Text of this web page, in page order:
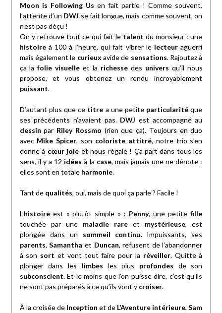
Moon is Following Us en fait partie ! Comme souvent,
l’attente d’un DWJ se fait longue, mais comme souvent, on
n’est pas déçu !
On y retrouve tout ce qui fait le talent du monsieur : une
histoireà 100 à l’heure, qui fait vibrer le lecteur aguerri
mais également le curieux avide de sensations. Rajoutez à
ça lafolie visuelle et la richessedes univers qu’il nous
propose, et vous obtenez un rendu incroyablement
puissant.
D’autant plus que ce titre a une petite particularité que
ses précédents n’avaient pas. DWJ est accompagné au
dessin par Riley Rossmo (rien que ça). Toujours en duo
avec Mike Spicer, son coloriste attitré, notre trio s’en
donne à cœur joie et nous régale ! Ça part dans tous les
sens, il y a 12 idées à la case, mais jamais une ne dénote :
elles sont en totale harmonie.
Tant de qualités, oui, mais de quoi ça parle ? Facile !
L’histoireest « plutôt simple » : Penny, une petitefille
touchée par une maladie rare et mystérieuse, est
plongée dans un sommeil continu. Impuissants, ses
parents,Samantha et Duncan, refusent de l’abandonner
à son sort et vont tout faire pour la réveiller. Quitte à
plonger dans les limbes les plus profondes de son
subconscient. Et le moins que l’on puisse dire, c’est qu’ils
ne sont pas préparés à ce qu’ils vont y croiser.
À la croisée de Inception et de L’Aventure intérieure,Sam